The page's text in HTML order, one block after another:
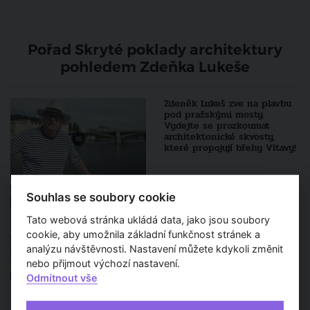
Pořad Skryté poklady architektury
pohledem Zdeňka Lukeše
Zdeněk Lukeš zve na plavbu
pod pražskými mosty.
Vydejte se prozkoumat
architektonické skvosty,
které propojují břehy Vltavy!
119. díl Pražské vodní stavby
Františka Sandera
Souhlas se soubory cookie
Tato webová stránka ukládá data, jako jsou soubory
cookie, aby umožnila základní funkčnost stránek a
analýzu návštěvnosti. Nastavení můžete kdykoli změnit
nebo přijmout výchozí nastavení.
Odmítnout vše